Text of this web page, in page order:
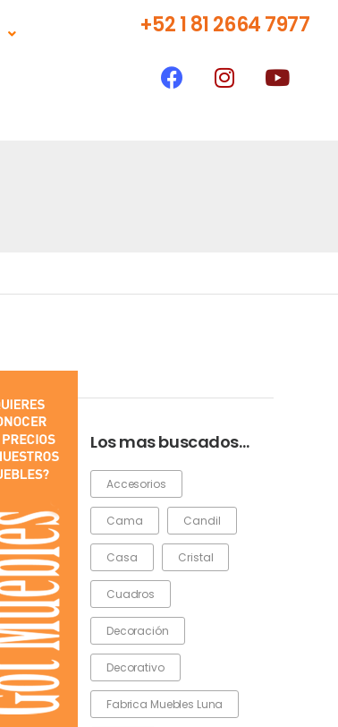
+52 1 81 2664 7977
Los mas buscados…
Accesorios
Cama Candil
Casa Cristal
Cuadros
Decoración
Decorativo
Fabrica Muebles Luna